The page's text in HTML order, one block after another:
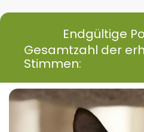
Endgültige
Gesamtzahl der
Stimmen: